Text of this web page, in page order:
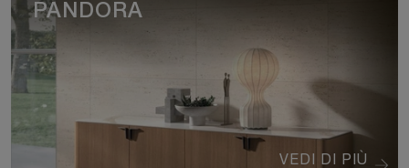
VEDI DI PIÙ
PANDORA